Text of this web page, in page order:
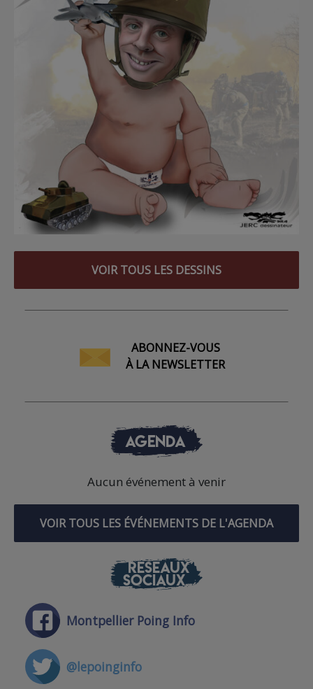
VOIR TOUS LES DESSINS
ABONNEZ-VOUS
À LA NEWSLETTER
AGENDA
Aucun événement à venir
VOIR TOUS LES ÉVÉNEMENTS DE L'AGENDA
RÉSEAUX
SOCIAUX
Montpellier Poing Info
@lepoinginfo